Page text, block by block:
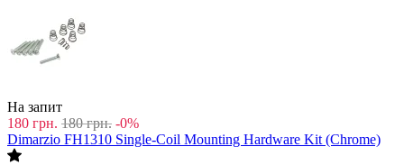
На запит
180 грн. 180 грн. -0%
Dimarzio FH1310 Single-Coil Mounting Hardware Kit (Chrome)